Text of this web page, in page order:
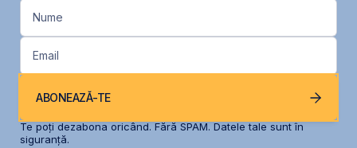
Nume
Email
ABONEAZĂ-TE
Te poți dezabona oricând. Fără SPAM. Datele tale sunt în
siguranță.